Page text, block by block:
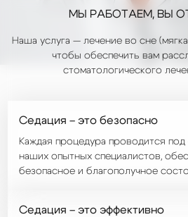
МЫ РАБОТАЕМ, ВЫ
Наша услуга — лечение во сне
чтобы обеспечить вам
стоматологического
Седация – это безопасно
Каждая процедура проводится
наших опытных специалистов,
безопасное и благополучное
Седация – это эффективно